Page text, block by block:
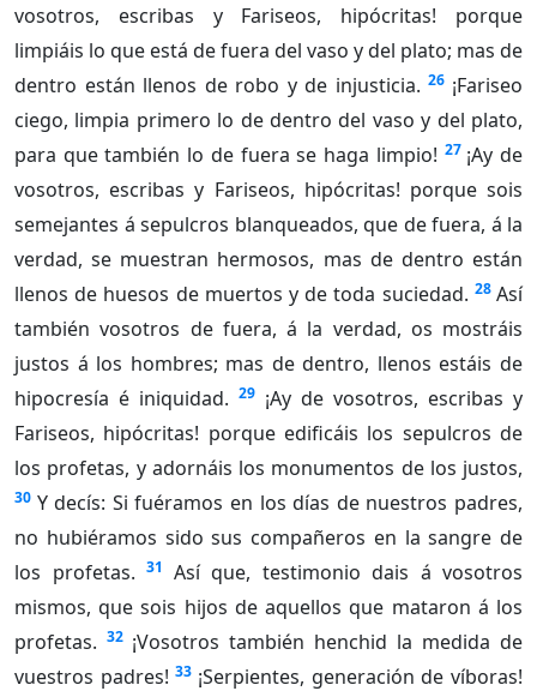
vosotros, escribas y Fariseos, hipócritas! porque
limpiáis lo que está de fuera del vaso y del plato; mas de
dentro están llenos de robo y de injusticia. 26 ¡Fariseo
ciego, limpia primero lo de dentro del vaso y del plato,
para que también lo de fuera se haga limpio! 27 ¡Ay de
vosotros, escribas y Fariseos, hipócritas! porque sois
semejantes á sepulcros blanqueados, que de fuera, á la
verdad, se muestran hermosos, mas de dentro están
llenos de huesos de muertos y de toda suciedad. 28 Así
también vosotros de fuera, á la verdad, os mostráis
justos á los hombres; mas de dentro, llenos estáis de
hipocresía é iniquidad. 29 ¡Ay de vosotros, escribas y
Fariseos, hipócritas! porque edificáis los sepulcros de
los profetas, y adornáis los monumentos de los justos,
30 Y decís: Si fuéramos en los días de nuestros padres,
no hubiéramos sido sus compañeros en la sangre de
los profetas. 31
Así que, testimonio dais á vosotros
mismos, que sois hijos de aquellos que mataron á los
profetas. 32 ¡Vosotros también henchid la medida de
vuestros padres! 33 ¡Serpientes, generación de víboras!